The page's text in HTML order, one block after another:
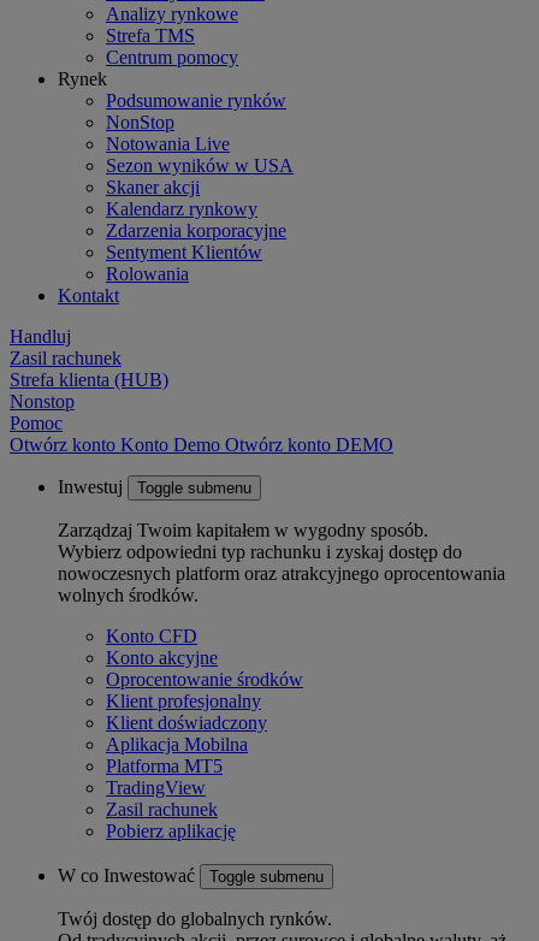
Analizy rynkowe
Strefa TMS
Centrum pomocy
Rynek
Podsumowanie rynków
NonStop
Notowania Live
Sezon wyników w USA
Skaner akcji
Kalendarz rynkowy
Zdarzenia korporacyjne
Sentyment Klientów
Rolowania
Kontakt
Handluj
Zasil rachunek
Strefa klienta (HUB)
Nonstop
Pomoc
Otwórz konto Konto Demo Otwórz konto DEMO
Inwestuj Toggle submenu
Zarządzaj Twoim kapitałem w wygodny sposób.
Wybierz odpowiedni typ rachunku i zyskaj dostęp do
nowoczesnych platform oraz atrakcyjnego oprocentowania
wolnych środków.
Konto CFD
Konto akcyjne
Oprocentowanie środków
Klient profesjonalny
Klient doświadczony
Aplikacja Mobilna
Platforma MT5
TradingView
Zasil rachunek
Pobierz aplikację
W co Inwestować Toggle submenu
Twój dostęp do globalnych rynków.